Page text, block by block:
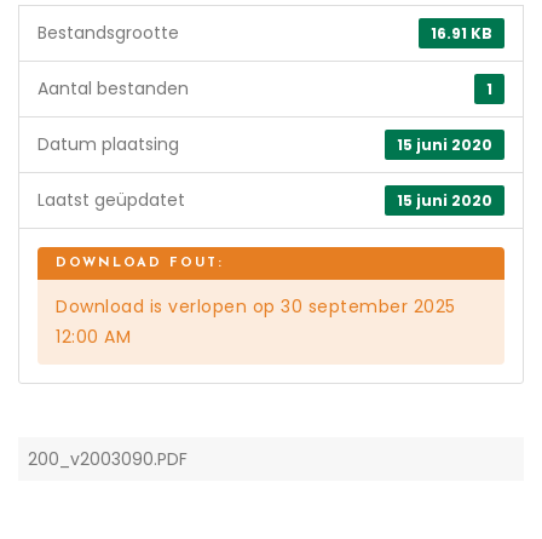
16.91 KB
Bestandsgrootte
1
Aantal bestanden
15 juni 2020
Datum plaatsing
15 juni 2020
Laatst geüpdatet
Download is verlopen op 30 september 2025
12:00 AM
200_v2003090.PDF